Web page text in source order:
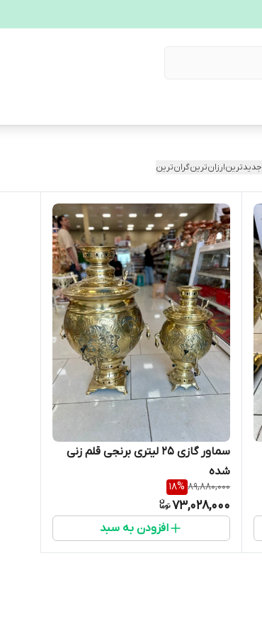
جدیدترینارزان‌ترینگران‌ترین
سماور گازی ۲۵ لیتری برنجی قلم زنی
شده
89,880,000
18%
73,028,000
افزودن به سبد